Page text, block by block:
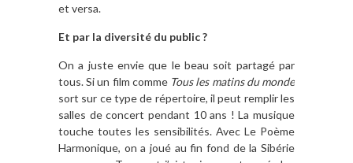
et versa.
Et par la diversité du public ?
On a juste envie que le beau soit partagé par
tous. Si un film comme Tous les matins du monde
sort sur ce type de répertoire, il peut remplir les
salles de concert pendant 10 ans ! La musique
touche toutes les sensibilités. Avec Le Poème
Harmonique, on a joué au fin fond de la Sibérie